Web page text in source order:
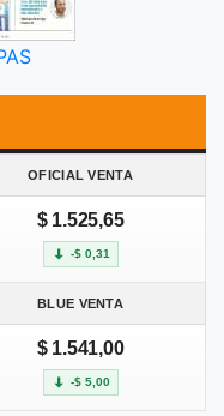
OFICIAL VENTA
$ 1.525,65
-$ 0,31
BLUE VENTA
$ 1.541,00
-$ 5,00